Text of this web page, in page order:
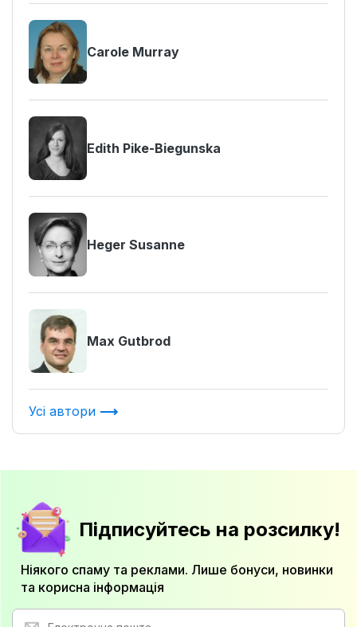
Carole Murray
Edith Pike-Biegunska
Heger Susanne
Max Gutbrod
Усі автори
Підписуйтесь на розсилку!
Ніякого спаму та реклами. Лише бонуси, новинки
та корисна інформація